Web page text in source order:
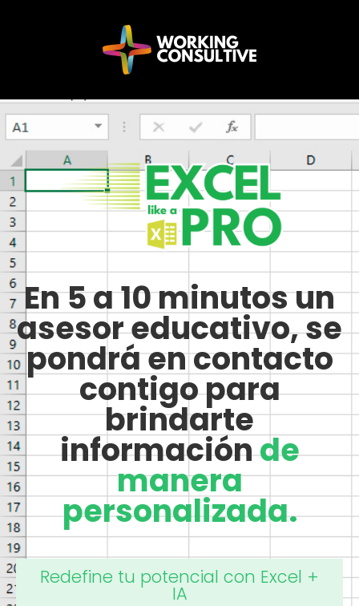
En 5 a 10 minutos un
asesor educativo, se
pondrá en contacto
contigo para
brindarte
informaciónde
manera
personalizada.
Redefine tu potencial con Excel +
IA